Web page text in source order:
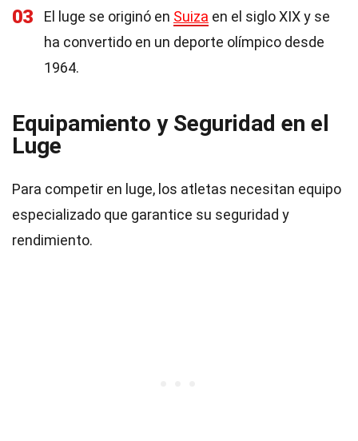
03 El luge se originó en Suiza en el siglo XIX y se
ha convertido en un deporte olímpico desde
1964.
Equipamiento y Seguridad en el
Luge
Para competir en luge, los atletas necesitan equipo
especializado que garantice su seguridad y
rendimiento.